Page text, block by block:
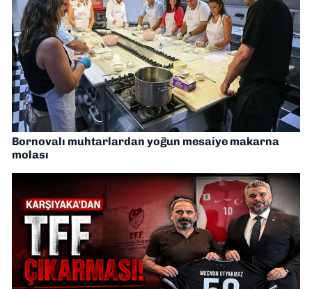
Bornovalı muhtarlardan yoğun mesaiye makarna
molası